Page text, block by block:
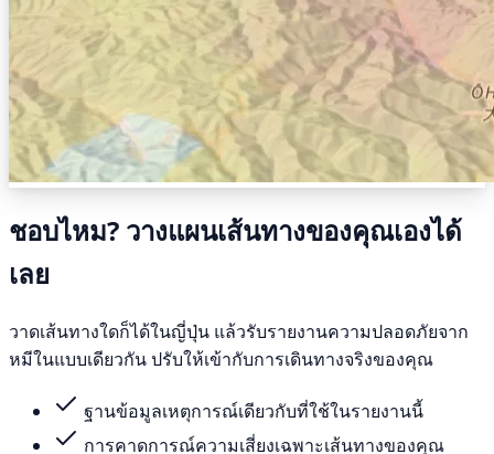
ชอบไหม? วางแผนเส้นทางของคุณเองได้
เลย
วาดเส้นทางใดก็ได้ในญี่ปุ่น แล้วรับรายงานความปลอดภัยจาก
หมีในแบบเดียวกัน ปรับให้เข้ากับการเดินทางจริงของคุณ
ฐานข้อมูลเหตุการณ์เดียวกับที่ใช้ในรายงานนี้
การคาดการณ์ความเสี่ยงเฉพาะเส้นทางของคุณ